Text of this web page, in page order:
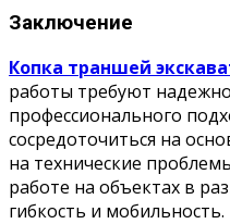
Заключение
Копка траншей
работы требуют
профессионального
сосредоточиться на
на технические
работе на объектах в
гибкость и мобильность.